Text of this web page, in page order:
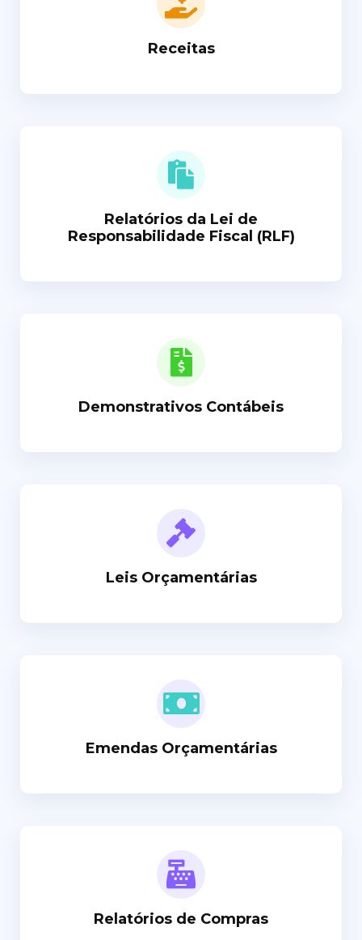
Receitas
Relatórios da Lei de
Responsabilidade Fiscal (RLF)
Demonstrativos Contábeis
Leis Orçamentárias
Emendas Orçamentárias
Relatórios de Compras